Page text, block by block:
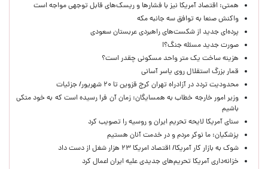
همتی: اقتصاد آمریکا نیز با فشارها و ریسک‌های قابل توجهی مواجه است
واکنش صنعا به توافق سه جانبه مکه
پرده‌ای جدید از شکست‌های راهبردی عربستان سعودی
صورت جدید مسئله جنگ؟!
هزینه ساخت یک متر واحد مسکونی چقدر است؟
قمار بزرگ استقلال روی یاسر آسانی
محدودیت تردد در آزادراه تهران کرج قزوین تا ۲۰ شهریور/ جزئیات
وزیر امور خارجه خطاب به همسایگان: زمان آن فرا رسیده است که به خود متکی
باشیم
سنای آمریکا لایحه تحریم ایران و روسیه را تصویب کرد
پزشکیان: ما نوکر مردم و در خدمت آنان هستیم
شوک به بازار کار آمریکا/ اقتصاد امریکا ۲۳ هزار شغل از دست داد
خزانه‌داری آمریکا تحریم‌های جدیدی علیه ایران اعمال کرد